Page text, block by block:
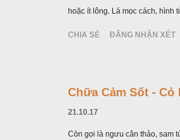
hoặc ít lông. Lá mọc cách, hình
CHIA SẺ ĐĂNG NHẬN XÉT
Chữa Cảm Sốt - Cỏ
21.10.17
Còn gọi là ngưu cân thảo, sam